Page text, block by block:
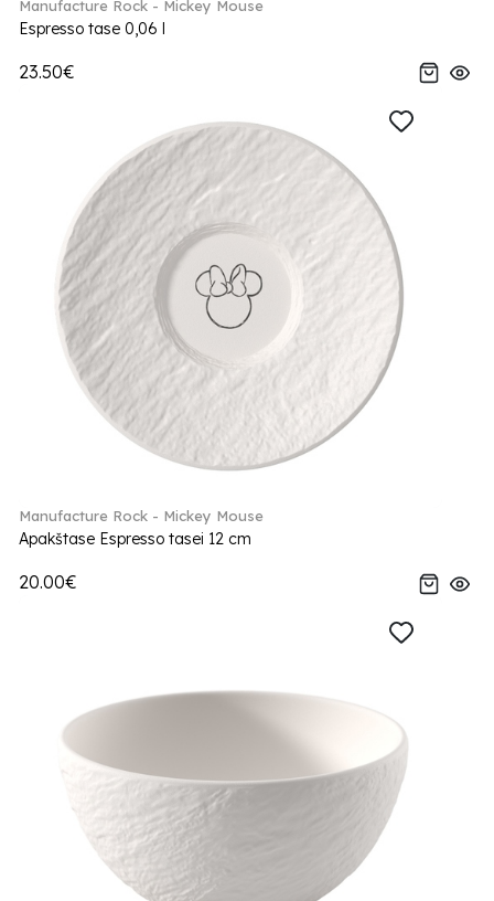
Manufacture Rock - Mickey Mouse
Espresso tase 0,06 l
23.50€
Manufacture Rock - Mickey Mouse
Apakštase Espresso tasei 12 cm
20.00€